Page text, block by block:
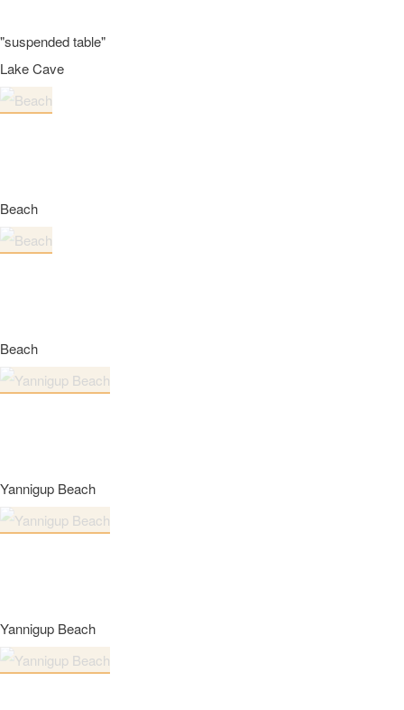
"suspended table"
Lake Cave
Beach
Beach
Yannigup Beach
Yannigup Beach